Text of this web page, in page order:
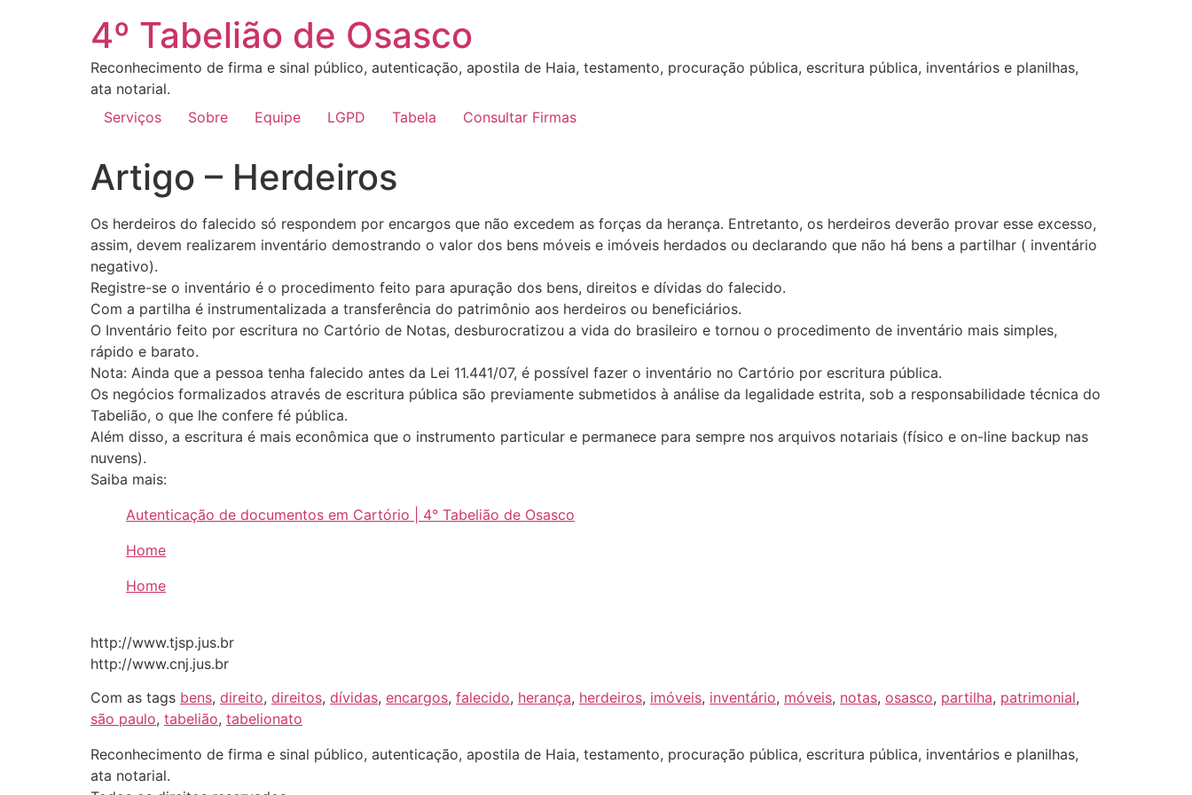
4º Tabelião de Osasco
Reconhecimento de firma e sinal público, autenticação, apostila de Haia, testamento, procuração pública, escritura pública, inventários e planilhas,
ata notarial.
Serviços
Sobre Equipe LGPD Tabela Consultar Firmas
Artigo – Herdeiros
Os herdeiros do falecido só respondem por encargos que não excedem as forças da herança. Entretanto, os herdeiros deverão provar esse excesso,
assim, devem realizarem inventário demostrando o valor dos bens móveis e imóveis herdados ou declarando que não há bens a partilhar ( inventário
negativo).
Registre-se o inventário é o procedimento feito para apuração dos bens, direitos e dívidas do falecido.
Com a partilha é instrumentalizada a transferência do patrimônio aos herdeiros ou beneficiários.
O Inventário feito por escritura no Cartório de Notas, desburocratizou a vida do brasileiro e tornou o procedimento de inventário mais simples,
rápido e barato.
Nota: Ainda que a pessoa tenha falecido antes da Lei 11.441/07, é possível fazer o inventário no Cartório por escritura pública.
Os negócios formalizados através de escritura pública são previamente submetidos à análise da legalidade estrita, sob a responsabilidade técnica do
Tabelião, o que lhe confere fé pública.
Além disso, a escritura é mais econômica que o instrumento particular e permanece para sempre nos arquivos notariais (físico e on-line backup nas
nuvens).
Saiba mais:
Autenticação de documentos em Cartório | 4° Tabelião de Osasco
Home
Home
http://www.tjsp.jus.br
http://www.cnj.jus.br
Com as tags bens, direito, direitos, dívidas, encargos, falecido, herança, herdeiros, imóveis, inventário, móveis, notas, osasco, partilha, patrimonial,
são paulo, tabelião, tabelionato
Reconhecimento de firma e sinal público, autenticação, apostila de Haia, testamento, procuração pública, escritura pública, inventários e planilhas,
ata notarial.